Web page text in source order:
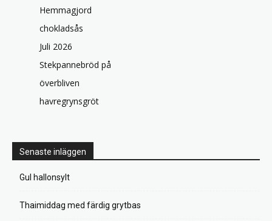
Hemmagjord
chokladsås
Juli 2026
Stekpannebröd på
överbliven
havregrynsgröt
Senaste inläggen
Gul hallonsylt
Thaimiddag med färdig grytbas